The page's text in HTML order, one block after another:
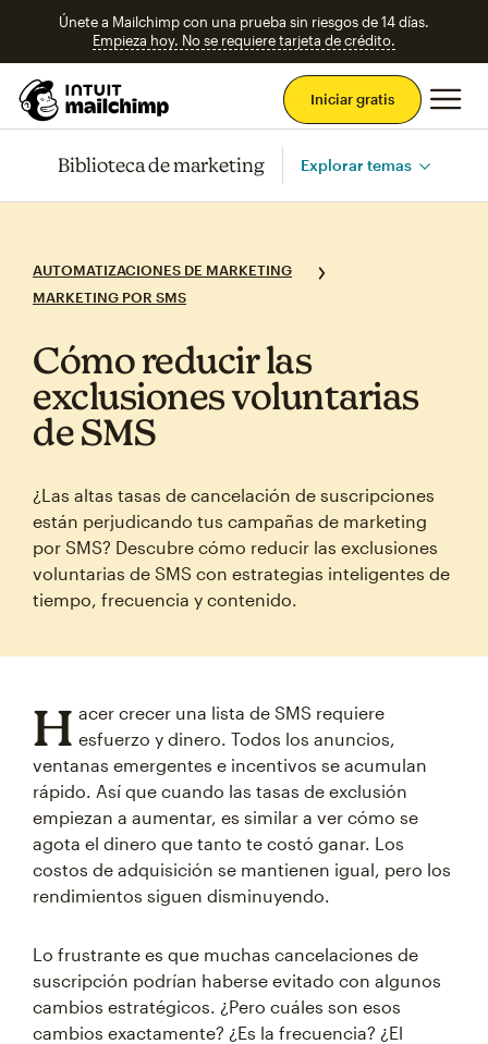
Únete a Mailchimp con una prueba sin riesgos de 14 días.
Empieza hoy. No se requiere tarjeta de crédito.
Iniciar gratis
Biblioteca de marketing Explorar temas
AUTOMATIZACIONES DE MARKETING
MARKETING POR SMS
Cómo reducir las
exclusiones voluntarias
de SMS
¿Las altas tasas de cancelación de suscripciones
están perjudicando tus campañas de marketing
por SMS? Descubre cómo reducir las exclusiones
voluntarias de SMS con estrategias inteligentes de
tiempo, frecuencia y contenido.
H acer crecer una lista de SMS requiere
esfuerzo y dinero. Todos los anuncios,
ventanas emergentes e incentivos se acumulan
rápido. Así que cuando las tasas de exclusión
empiezan a aumentar, es similar a ver cómo se
agota el dinero que tanto te costó ganar. Los
costos de adquisición se mantienen igual, pero los
rendimientos siguen disminuyendo.
Lo frustrante es que muchas cancelaciones de
suscripción podrían haberse evitado con algunos
cambios estratégicos. ¿Pero cuáles son esos
cambios exactamente? ¿Es la frecuencia? ¿El